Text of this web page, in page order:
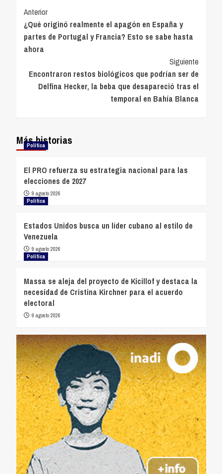
Navegación
de
entradas
Anterior
¿Qué originó realmente el apagón en España y
partes de Portugal y Francia? Esto se sabe hasta
ahora
Siguiente
Encontraron restos biológicos que podrían ser de
Delfina Hecker, la beba que desapareció tras el
temporal en Bahía Blanca
Más historias
Política
El PRO refuerza su estrategia nacional para las
elecciones de 2027
9 agosto 2026
Política
Estados Unidos busca un líder cubano al estilo de
Venezuela
9 agosto 2026
Política
Massa se aleja del proyecto de Kicillof y destaca la
necesidad de Cristina Kirchner para el acuerdo
electoral
9 agosto 2026